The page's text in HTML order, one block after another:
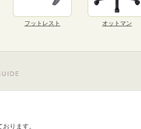
フットレスト オットマン
ります。